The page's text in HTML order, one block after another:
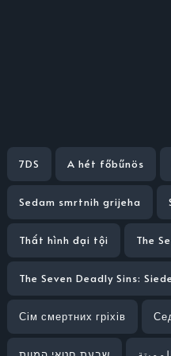
7DS A hét főbűnös
Sedam smrtnih grijeha
Thất hình đại tội The
The Seven Deadly Sins:
Сім смертних гріхів